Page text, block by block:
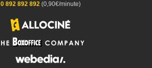
0 892 892 892(0,90€/minute)